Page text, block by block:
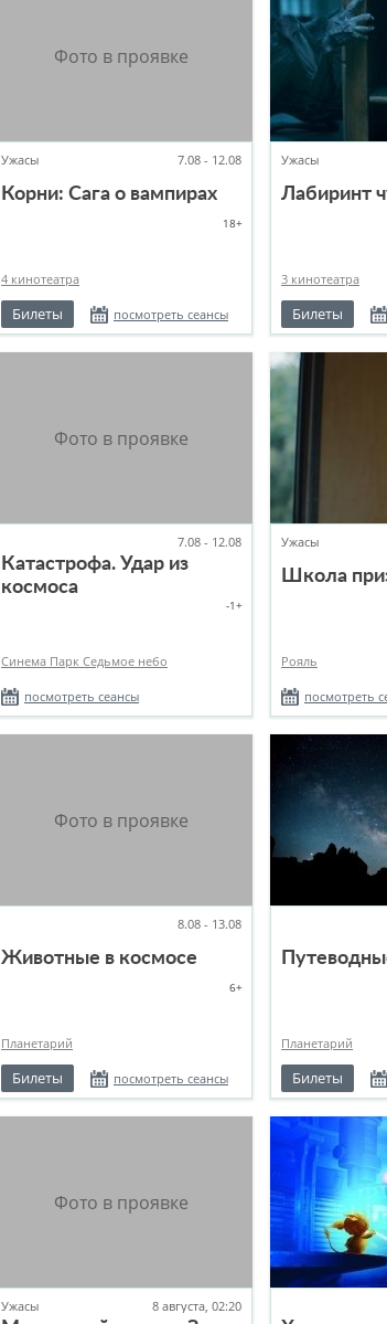
Ужасы 7.08 - 12.08
Корни: Сага о вампирах
18+
4 кинотеатра
Билеты посмотреть сеансы
Ужасы
Лабиринт
3 кинотеатра
Билеты
7.08 - 12.08
Катастрофа. Удар из
космоса
-1+
Синема Парк Седьмое небо
посмотреть сеансы
Ужасы
Школа
Рояль
посмотреть
8.08 - 13.08
Животные в космосе
6+
Планетарий
Билеты посмотреть сеансы
Планетарий
Билеты
Ужасы 8 августа, 02:20